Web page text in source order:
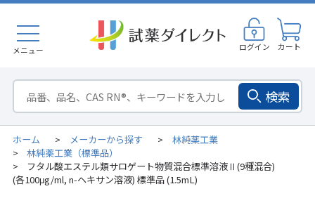
メニュー ログイン カート
検索
ホーム > メーカーから探す > 林純薬工業
> 林純薬工業（標準品）
>
フタル酸エステル類サロゲート物質混合標準溶液Ⅱ(9種混合)
(各100μg/ml, n-ヘキサン溶液) 標準品 (1.5mL)